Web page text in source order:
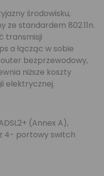
środowisku,
standardem 802.11n.
transmisji
a łącząc w sobie
bezprzewodowy,
niższe koszty
elektrycznej.
(Annex A),
4- portowy switch